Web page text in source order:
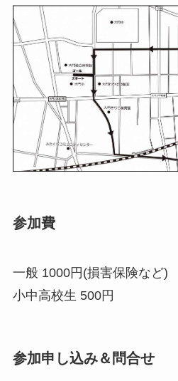
参加費
一般 1000円(損害保険など)
小中高校生 500円
参加申し込み＆問合せ